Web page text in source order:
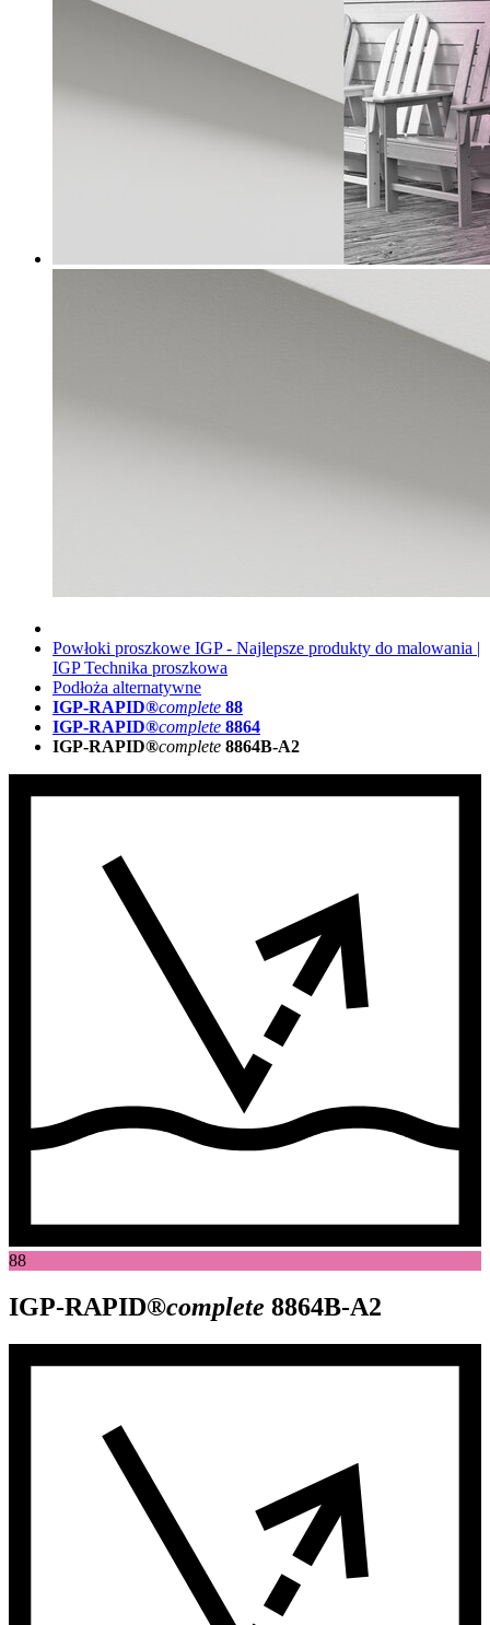
Powłoki proszkowe IGP - Najlepsze produkty do malowania |
IGP Technika proszkowa
Podłoża alternatywne
IGP-RAPID®complete 88
IGP-RAPID®complete 8864
IGP-RAPID®complete 8864B-A2
88
IGP-RAPID®complete 8864B-A2